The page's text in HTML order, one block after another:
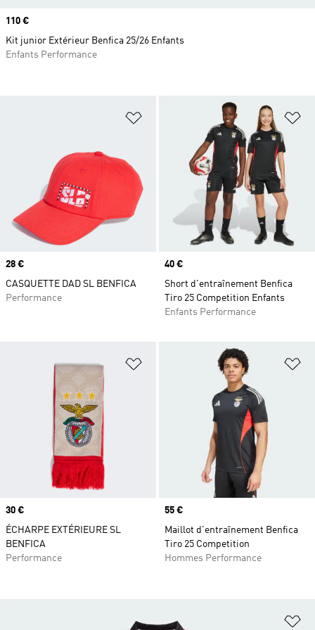
Ajouter à la Liste de produits
Prix
28 €
CASQUETTE DAD SL BENFICA
Performance
Prix
40 €
Short d'entraînement Benfica
Tiro 25 Competition Enfants
Enfants Performance
Ajouter à la Liste de produits
Prix
30 €
ÉCHARPE EXTÉRIEURE SL
BENFICA
Performance
Prix
55 €
Maillot d'entraînement Benfica
Tiro 25 Competition
Hommes Performance
Prix
110 €
Kit junior Extérieur Benfica 25/26 Enfants
Enfants Performance